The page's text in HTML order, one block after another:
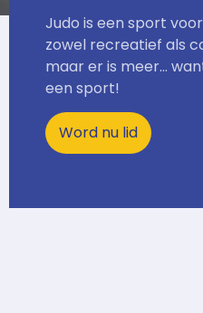
Judo is een sport
zowel recreatief als
maar er is meer…
een sport!
Word nu lid